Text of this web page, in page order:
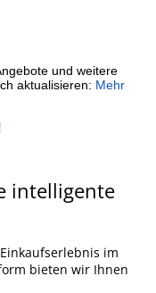
und weitere
aktualisieren: Mehr
intelligente
im
bieten wir Ihnen